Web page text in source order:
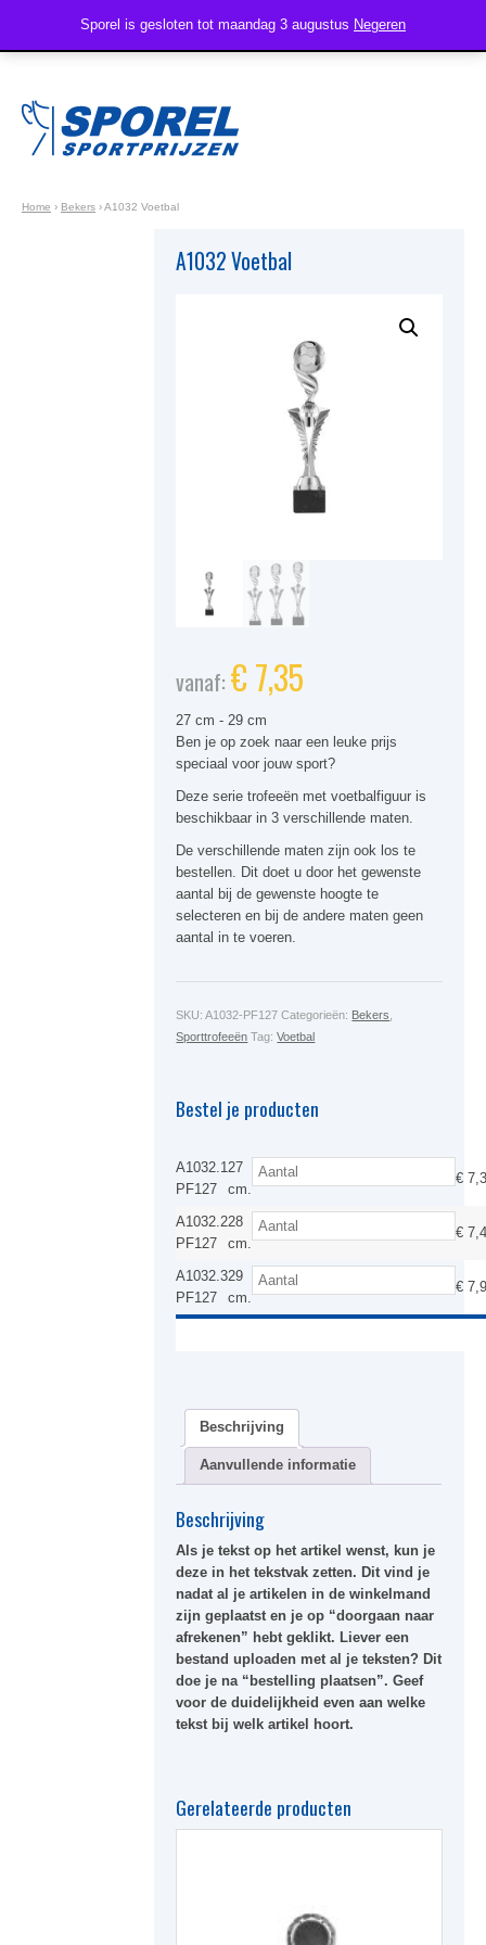
Home › Bekers ›A1032 Voetbal
A1032 Voetbal
vanaf:€7,35
27 cm - 29 cm
Ben je op zoek naar eenleukeprijs
speciaal voor jouw sport?
Dezeserie trofeeën metvoetbalfiguur is
beschikbaar in 3 verschillende maten.
De verschillende maten zijn ook los te
bestellen. Dit doet u door het gewenste
aantal bij de gewenste hoogte te
selecteren en bij de andere maten geen
aantal in te voeren.
SKU:A1032-PF127 Categorieën: Bekers
Sporttrofeeën Tag:Voetbal
Bestel je producten
A1032.1
PF127
27
cm.
€
A1032.2
PF127
28
cm.
€
A1032.3
PF127
29
cm.
€
Beschrijving
Aanvullende informatie
Beschrijving
Als je tekst op het artikel wenst, kun je
deze in hettekstvak zetten. Dit vind je
nadat al je artikelen in de winkelmand
zijn geplaatst en je op “doorgaan naar
afrekenen” hebt geklikt. Liever een
bestand uploaden met al je teksten? Dit
doe je na “bestelling plaatsen”. Geef
voor de duidelijkheid even aan welke
tekst bij welk artikel hoort.
Gerelateerde producten
Sporel is gesloten tot maandag 3 augustus Negeren